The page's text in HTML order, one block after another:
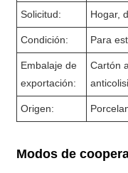
Solicitud: Hogar,
Condición: Para
Embalaje de
exportación:
Cartón
Origen:
Modos de